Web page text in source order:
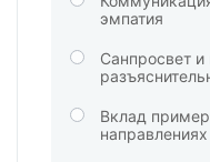
эмпатия
Санпросвет и
Вклад
направлениях